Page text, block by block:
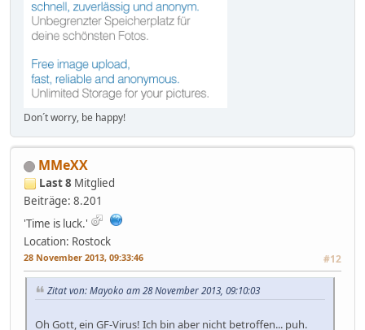
Don´t worry, be happy!
MMeXX
Last 8 Mitglied
Beiträge: 8.201
'Time is luck.'
Location: Rostock
28 November 2013, 09:33:46 #12
Zitat von: Mayoko am 28 November 2013, 09:10:03
Oh Gott, ein GF-Virus! Ich bin aber nicht betroffen... puh.